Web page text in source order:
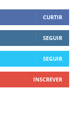
CURTIR
SEGUIR
SEGUIR
INSCREVER